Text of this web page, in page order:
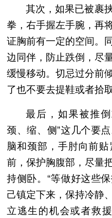
其次，如果已被裹
拳，右手握左手腕，再
证胸前有一定的空间。
边同伴，防止跌倒，尽
缓慢移动。切忌过分前
了也不要去提鞋或者拾取
最后，如果被推倒
颈、缩、侧”这几个要
脑和颈部，手肘向前
前，保护胸腹部，尽量
持侧卧。“等做好这些
己镇定下来，保持冷静
立逃生的机会或者救